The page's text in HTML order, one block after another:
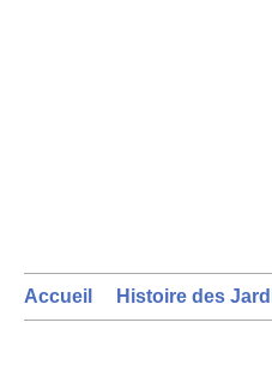
Accueil Histoire des